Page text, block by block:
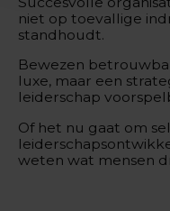
niet op toevallige
standhoudt.
Bewezen
luxe, maar een
leiderschap
Of het nu gaat om
weten wat mensen